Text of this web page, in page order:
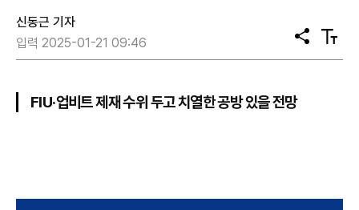
신동근 기자
입력 2025-01-21 09:46
공
유
텍
스
FIU·업비트 제재 수위 두고 치열한 공방 있을 전망